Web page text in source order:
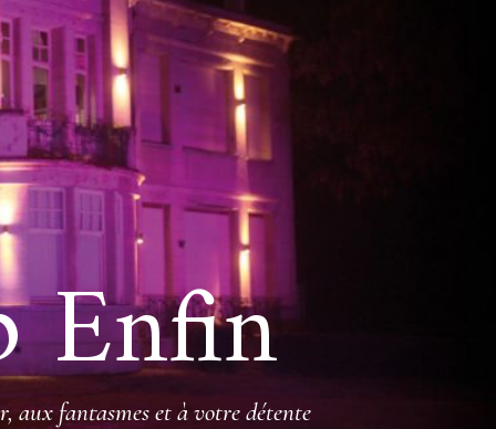
aux fantasmes et à votre détente
Enfin